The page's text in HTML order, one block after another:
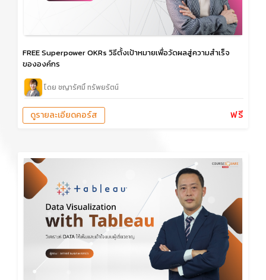
FREE Superpower OKRs วิธีตั้งเป้าหมายเพื่อวัดผลสู่ความสำเร็จ
ขององค์กร
โดย ชญารัศมิ์ ทรัพยรัตน์
ฟรี
ดูรายละเอียดคอร์ส